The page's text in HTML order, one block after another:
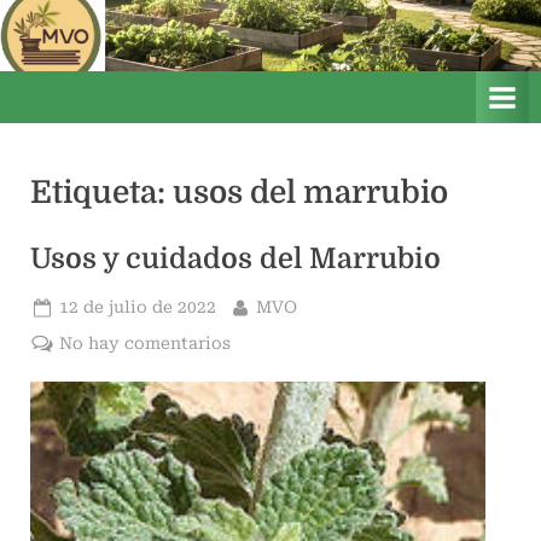
Saltar
al
M
g
t
a
s
O
r
g
á
Mis
Vegetales
Etiqueta: usos del marrubio
Usos y cuidados del Marrubio
Publicado
el
12 de julio de 2022 Por
MVO
No hay comentariosen
y
cuidados
del
Marrubio